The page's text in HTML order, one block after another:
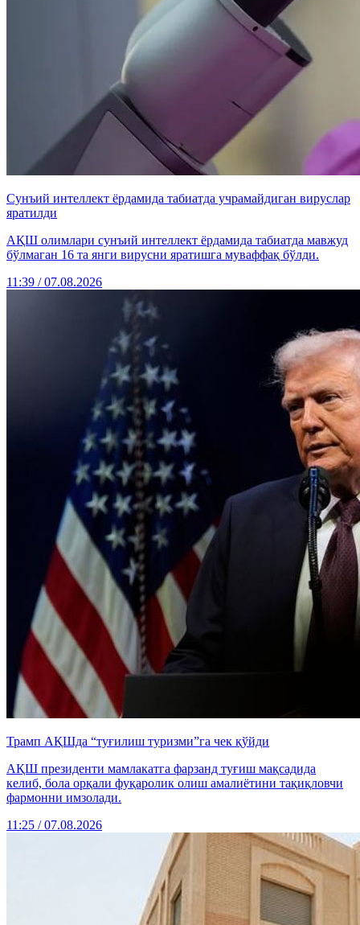
Сунъий интеллект ёрдамида табиатда учрамайдиган вируслар
яратилди
АҚШ олимлари сунъий интеллект ёрдамида табиатда мавжуд
бўлмаган 16 та янги вирусни яратишга муваффақ бўлди.
11:39 / 07.08.2026
Трамп АҚШда “туғилиш туризми”га чек қўйди
АҚШ президенти мамлакатга фарзанд туғиш мақсадида
келиб, бола орқали фуқаролик олиш амалиётини тақиқловчи
фармонни имзолади.
11:25 / 07.08.2026